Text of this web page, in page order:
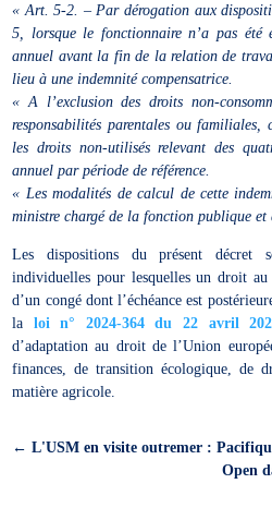
« Art. 5-2. – Par dérogation aux
5, lorsque le fonctionnaire n’a pas été
annuel avant la fin de la relation de
lieu à une indemnité compensatrice.
« A l’exclusion des droits non-
responsabilités parentales ou familiales,
les droits non-utilisés relevant des
annuel par période de référence.
« Les modalités de calcul de cette
ministre chargé de la fonction publique
Les dispositions du présent décret
individuelles pour lesquelles un droit
d’un congé dont l’échéance est
la loi n° 2024-364 du 22 avril
d’adaptation au droit de l’Union
finances, de transition écologique, de
matière agricole.
←L'USM en visite outremer :
Open